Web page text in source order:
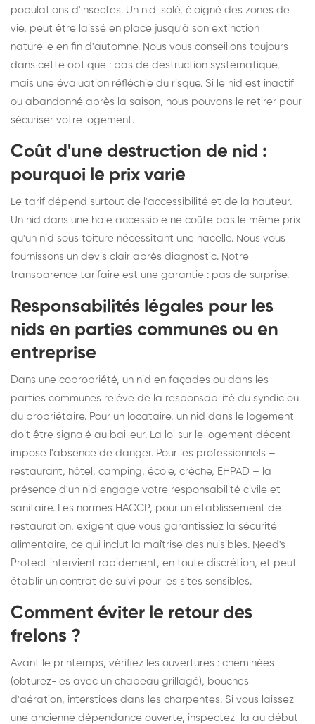
populations d'insectes. Un nid isolé, éloigné des zones de
vie, peut être laissé en place jusqu'à son extinction
naturelle en fin d'automne. Nous vous conseillons toujours
dans cette optique : pas de destruction systématique,
mais une évaluation réfléchie du risque. Si le nid est inactif
ou abandonné après la saison, nous pouvons le retirer pour
sécuriser votre logement.
Coût d'une destruction de nid :
pourquoi le prix varie
Le tarif dépend surtout de l'accessibilité et de la hauteur.
Un nid dans une haie accessible ne coûte pas le même prix
qu'un nid sous toiture nécessitant une nacelle. Nous vous
fournissons un devis clair après diagnostic. Notre
transparence tarifaire est une garantie : pas de surprise.
Responsabilités légales pour les
nids en parties communes ou en
entreprise
Dans une copropriété, un nid en façades ou dans les
parties communes relève de la responsabilité du syndic ou
du propriétaire. Pour un locataire, un nid dans le logement
doit être signalé au bailleur. La loi sur le logement décent
impose l'absence de danger. Pour les professionnels –
restaurant, hôtel, camping, école, crèche, EHPAD – la
présence d'un nid engage votre responsabilité civile et
sanitaire. Les normes HACCP, pour un établissement de
restauration, exigent que vous garantissiez la sécurité
alimentaire, ce qui inclut la maîtrise des nuisibles. Need's
Protect intervient rapidement, en toute discrétion, et peut
établir un contrat de suivi pour les sites sensibles.
Comment éviter le retour des
frelons ?
Avant le printemps, vérifiez les ouvertures : cheminées
(obturez-les avec un chapeau grillagé), bouches
d'aération, interstices dans les charpentes. Si vous laissez
une ancienne dépendance ouverte, inspectez-la au début